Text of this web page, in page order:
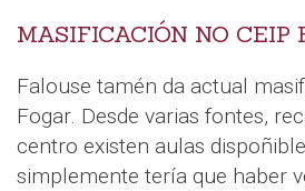
MASIFICACIÓN NO CEIP
Falouse tamén da actual
Fogar. Desde varias fontes,
centro existen aulas
simplemente tería que haber